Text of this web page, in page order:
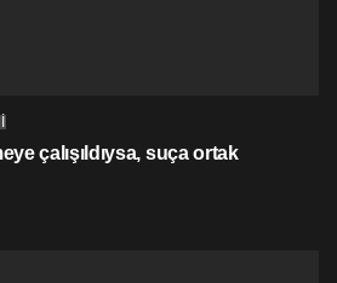
çalışıldıysa, suça ortak